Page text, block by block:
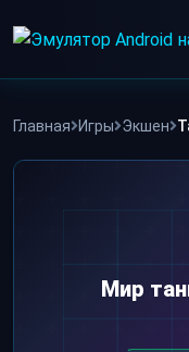
to
ПРИЛОЖЕНИЯ
Главная Игры Экшен
Мир